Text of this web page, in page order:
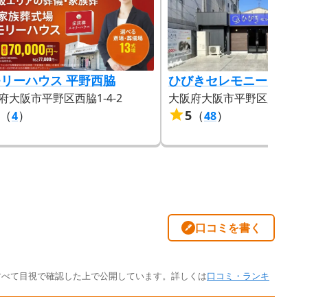
ーハウス 平野西脇
大阪市平野区西脇1-4-2
（4）
ひびきセレモニー（加美北）
大阪府大阪市平野区加美北8-1-48
5 （48）
口コミを書く
て目視で確認した上で公開しています。詳しくは口コミ・ランキ